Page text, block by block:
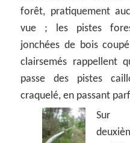
forêt, pratiquement
vue ; les pistes
jonchées de bois
clairsemés rappellent
passe des pistes
craquelé, en passant